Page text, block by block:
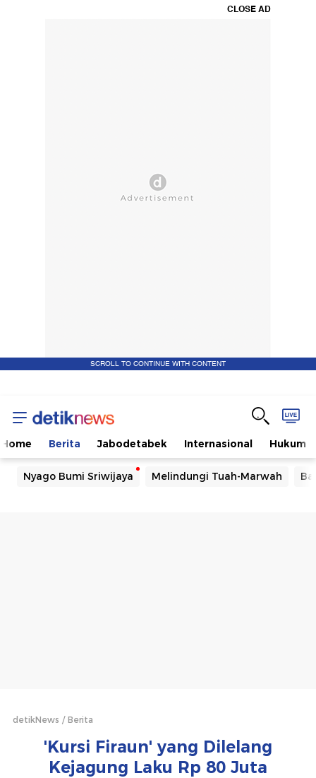
CLOSE AD
SCROLL TO CONTINUE WITH CONTENT
Home Berita Jabodetabek Internasional Hukum
Nyago Bumi Sriwijaya Melindungi Tuah-Marwah
detikNews Berita
'Kursi Firaun' yang Dilelang
Kejagung Laku Rp 80 Juta